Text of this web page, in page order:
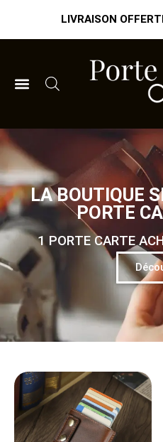
LIVRAISON
LA BOUTIQUE
PORTE
1 PORTE CARTE